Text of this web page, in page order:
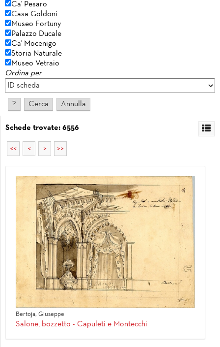
Ca' Pesaro
Casa Goldoni
Museo Fortuny
Palazzo Ducale
Ca' Mocenigo
Storia Naturale
Museo Vetraio
Ordina per
Schede trovate: 6556
<< < > >>
Bertoja, Giuseppe
Salone, bozzetto - Capuleti e Montecchi